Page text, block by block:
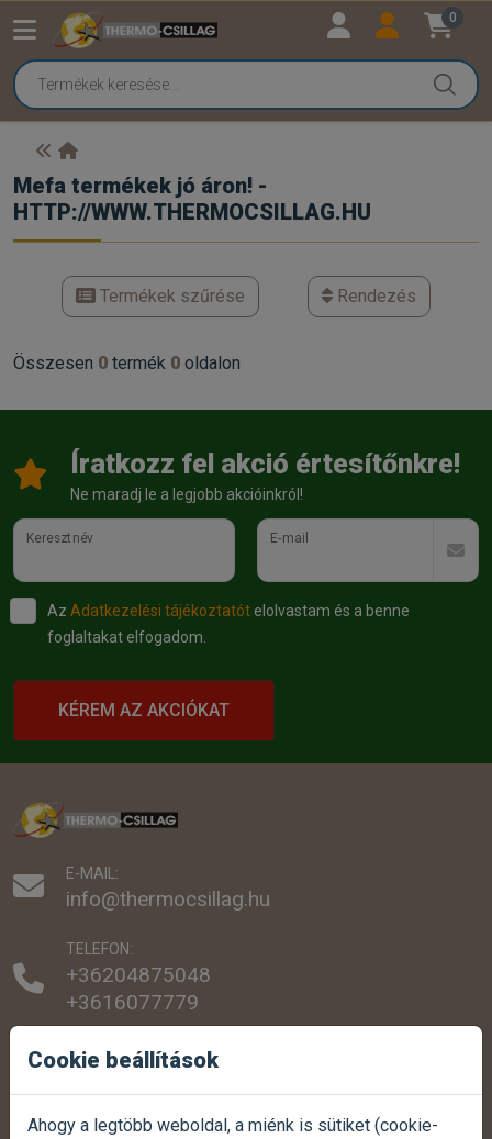
0
Mefa termékek jó áron! -
HTTP://WWW.THERMOCSILLAG.HU
Termékek szűrése Rendezés
Összesen 0 termék 0 oldalon
Íratkozz fel akció értesítőnkre!
Ne maradj le a legjobb akcióinkról!
Keresztnév E-mail
Az Adatkezelési tájékoztatót elolvastam és a benne
foglaltakat elfogadom.
KÉREM AZ AKCIÓKAT
E-MAIL:
info@thermocsillag.hu
TELEFON:
+36204875048
+3616077779
SZEMÉLYES ÁTVÉTEL:
NYITVATARTÁS:
Cookie beállítások
Ahogy a legtöbb weboldal, a miénk is sütiket (cookie-